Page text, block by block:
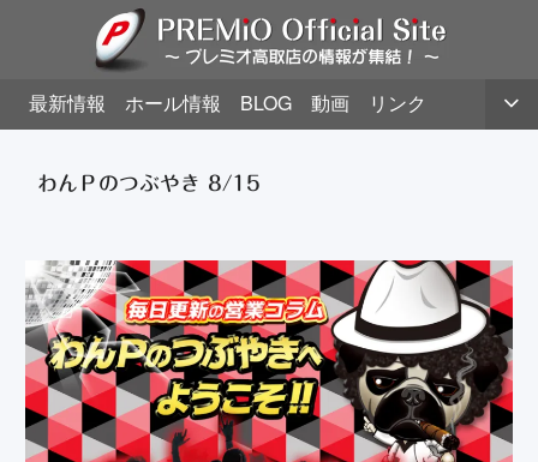
最新情報 ホール情報 BLOG 動画 リンク
わんＰのつぶやき 8/15